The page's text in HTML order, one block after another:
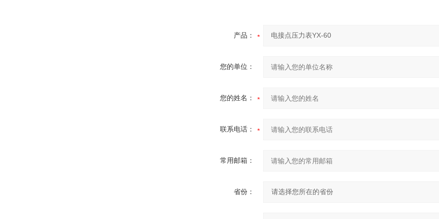
产品：
您的单位：
您的姓名：
联系电话：
常用邮箱：
省份：